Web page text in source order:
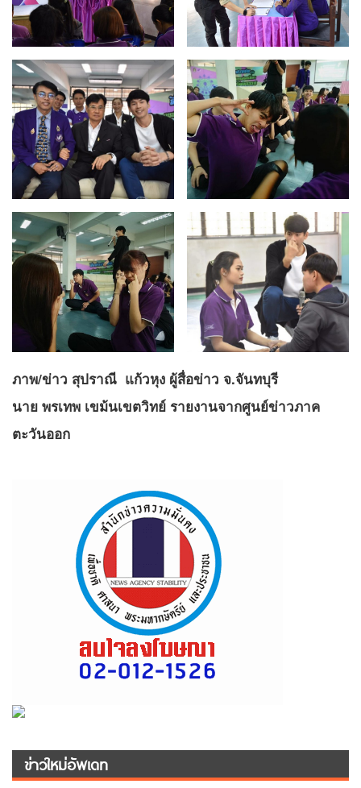
ภาพ/ข่าว สุปราณี แก้วหุง ผู้สื่อข่าว จ.จันทบุรี
นาย พรเทพ เขม้นเขตวิทย์ รายงานจากศูนย์ข่าวภาค
ตะวันออก
ข่าวใหม่อัพเดท